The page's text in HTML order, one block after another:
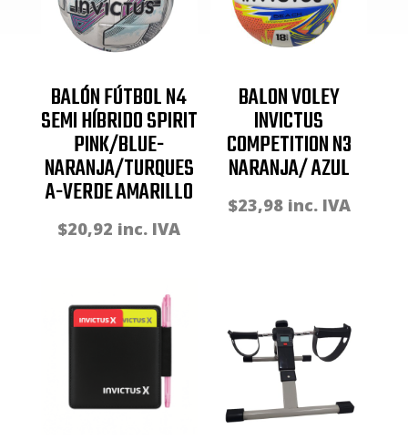
BALÓN FÚTBOL N4
SEMI HÍBRIDO SPIRIT
PINK/BLUE-
NARANJA/TURQUES
A-VERDE AMARILLO
$20,92 inc. IVA
BALON VOLEY
INVICTUS
COMPETITION N3
NARANJA/ AZUL
$23,98 inc. IVA